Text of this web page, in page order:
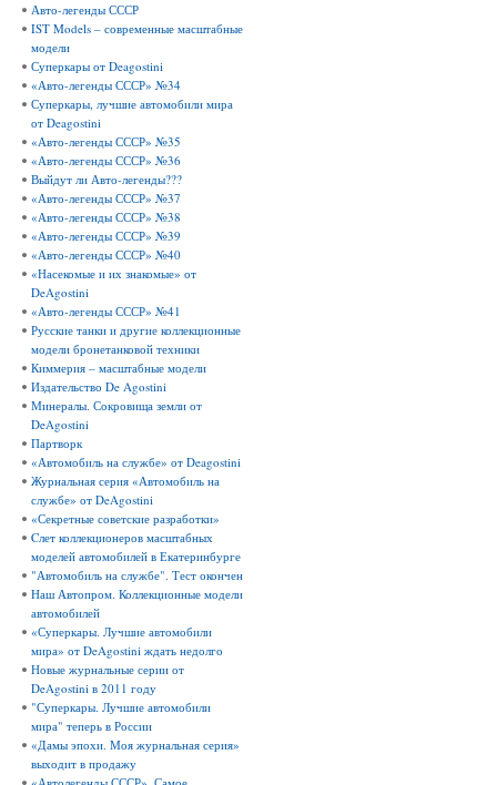
Авто-легенды СССР
IST Models – современные масштабные
модели
Суперкары от Deagostini
«Авто-легенды СССР» №34
Суперкары, лучшие автомобили мира
от Deagostini
«Авто-легенды СССР» №35
«Авто-легенды СССР» №36
Выйдут ли Авто-легенды???
«Авто-легенды СССР» №37
«Авто-легенды СССР» №38
«Авто-легенды СССР» №39
«Авто-легенды СССР» №40
«Насекомые и их знакомые» от
DeAgostini
«Авто-легенды СССР» №41
Русские танки и другие коллекционные
модели бронетанковой техники
Киммерия – масштабные модели
Издательство De Agostini
Минералы. Сокровища земли от
DeAgostini
Партворк
«Автомобиль на службе» от Deagostini
Журнальная серия «Автомобиль на
службе» от DeAgostini
«Секретные советские разработки»
Cлет коллекционеров масштабных
моделей автомобилей в Екатеринбурге
"Автомобиль на службе". Тест окончен
Наш Автопром. Коллекционные модели
автомобилей
«Суперкары. Лучшие автомобили
мира» от DeAgostini ждать недолго
Новые журнальные серии от
DeAgostini в 2011 году
"Суперкары. Лучшие автомобили
мира" теперь в России
«Дамы эпохи. Моя журнальная серия»
выходит в продажу